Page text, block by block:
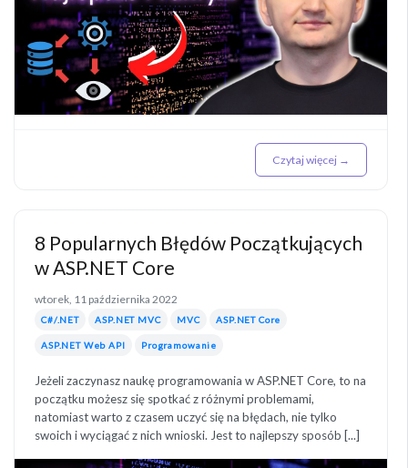
Czytaj więcej →
8 Popularnych Błędów Początkujących
w ASP.NET Core
wtorek, 11 października 2022
C#/.NET ASP.NET MVC MVC ASP.NET Core
ASP.NET Web API Programowanie
Jeżeli zaczynasz naukę programowania w ASP.NET Core, to na
początku możesz się spotkać z różnymi problemami,
natomiast warto z czasem uczyć się na błędach, nie tylko
swoich i wyciągać z nich wnioski. Jest to najlepszy sposób [...]